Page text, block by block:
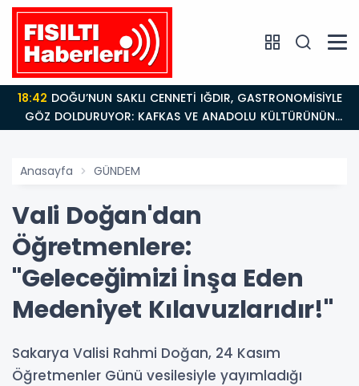
18:42
GÖZ DOLDURUYOR: KAFKAS VE ANADOLU KÜLTÜRÜNÜN
BULUŞMA NOKTASI
Anasayfa GÜNDEM
Vali Doğan'dan
Öğretmenlere:
"Geleceğimizi İnşa Eden
Medeniyet Kılavuzlarıdır!"
Sakarya Valisi Rahmi Doğan, 24 Kasım
Öğretmenler Günü vesilesiyle yayımladığı